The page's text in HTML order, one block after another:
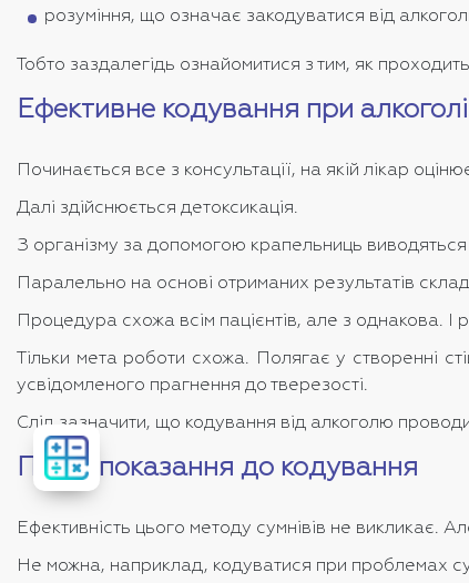
розуміння, що означає закодуватися від
Тобто заздалегідь ознайомитися з тим, як
Ефективне кодування при
Починається все з консультації, на якій лікар
Далі здійснюється детоксикація.
З організму за допомогою крапельниць
Паралельно на основі отриманих результатів
Процедура схожа всім пацієнтів, але з однакова.
Тільки мета роботи схожа. Полягає у створенні
усвідомленого прагнення до тверезості.
Слід зазначити, що кодування від алкоголю
Протипоказання до кодування
Ефективність цього методу сумнівів не викликає.
Не можна, наприклад, кодуватися при проблемах
лікування